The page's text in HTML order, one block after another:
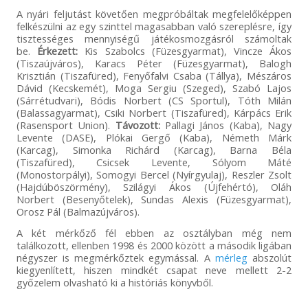
A nyári feljutást követően megpróbáltak megfelelőképpen
felkészülni az egy szinttel magasabban való szereplésre, így
tisztességes mennyiségű játékosmozgásról számoltak
be. Érkezett: Kis Szabolcs (Füzesgyarmat), Vincze Ákos
(Tiszaújváros), Karacs Péter (Füzesgyarmat), Balogh
Krisztián (Tiszafüred), Fenyőfalvi Csaba (Tállya), Mészáros
Dávid (Kecskemét), Moga Sergiu (Szeged), Szabó Lajos
(Sárrétudvari), Bódis Norbert (CS Sportul), Tóth Milán
(Balassagyarmat), Csiki Norbert (Tiszafüred), Kárpács Erik
(Rasensport Union). Távozott:Pallagi János (Kaba), Nagy
Levente (DASE), Plókai Gergő (Kaba), Németh Márk
(Karcag), Simonka Richárd (Karcag), Barna Béla
(Tiszafüred), Csicsek Levente, Sólyom Máté
(Monostorpályi), Somogyi Bercel (Nyírgyulaj), Reszler Zsolt
(Hajdúböszörmény), Szilágyi Ákos (Újfehértó), Oláh
Norbert (Besenyőtelek), Sundas Alexis (Füzesgyarmat),
Orosz Pál (Balmazújváros).
A két mérkőző fél ebben az osztályban még nem
találkozott, ellenben 1998 és 2000 között a második ligában
négyszer is megmérkőztek egymással. A mérleg abszolút
kiegyenlített, hiszen mindkét csapat neve mellett 2-2
győzelem olvasható ki a históriás könyvből.